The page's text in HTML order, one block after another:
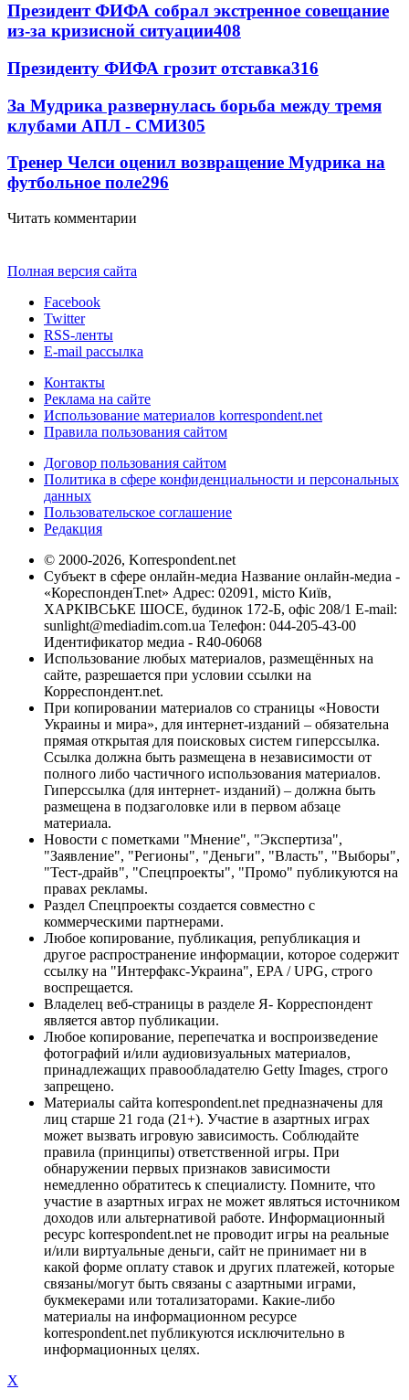
Президент ФИФА собрал экстренное совещание
из-за кризисной ситуации408
Президенту ФИФА грозит отставка316
За Мудрика развернулась борьба между тремя
клубами АПЛ - СМИ305
Тренер Челси оценил возвращение Мудрика на
футбольное поле296
Читать комментарии
Полная версия сайта
Facebook
Twitter
RSS-ленты
E-mail рассылка
Контакты
Реклама на сайте
Использование материалов korrespondent.net
Правила пользования сайтом
Договор пользования сайтом
Политика в сфере конфиденциальности и персональных
данных
Пользовательское соглашение
Редакция
© 2000-2026, Korrespondent.net
Субъект в сфере онлайн-медиа Название онлайн-медиа -
«КореспонденТ.net» Адрес: 02091, місто Київ,
ХАРКІВСЬКЕ ШОСЕ, будинок 172-Б, офіс 208/1 E-mail:
sunlight@mediadim.com.ua Телефон: 044-205-43-00
Идентификатор медиа - R40-06068
Использование любых материалов, размещённых на
сайте, разрешается при условии ссылки на
Корреспондент.net.
При копировании материалов со страницы «Новости
Украины и мира», для интернет-изданий – обязательна
прямая открытая для поисковых систем гиперссылка.
Ссылка должна быть размещена в независимости от
полного либо частичного использования материалов.
Гиперссылка (для интернет- изданий) – должна быть
размещена в подзаголовке или в первом абзаце
материала.
Новости с пометками "Мнение", "Экспертиза",
"Заявление", "Регионы", "Деньги", "Власть", "Выборы",
"Тест-драйв", "Спецпроекты", "Промо" публикуются на
правах рекламы.
Раздел Спецпроекты создается совместно с
коммерческими партнерами.
Любое копирование, публикация, републикация и
другое распространение информации, которое содержит
ссылку на "Интерфакс-Украина", EPA / UPG, строго
воспрещается.
Владелец веб-страницы в разделе Я- Корреспондент
является автор публикации.
Любое копирование, перепечатка и воспроизведение
фотографий и/или аудиовизуальных материалов,
принадлежащих правообладателю Getty Images, строго
запрещено.
Материалы сайта korrespondent.net предназначены для
лиц старше 21 года (21+). Участие в азартных играх
может вызвать игровую зависимость. Соблюдайте
правила (принципы) ответственной игры. При
обнаружении первых признаков зависимости
немедленно обратитесь к специалисту. Помните, что
участие в азартных играх не может являться источником
доходов или альтернативой работе. Информационный
ресурс korrespondent.net не проводит игры на реальные
и/или виртуальные деньги, сайт не принимает ни в
какой форме оплату ставок и других платежей, которые
связаны/могут быть связаны с азартными играми,
букмекерами или тотализаторами. Какие-либо
материалы на информационном ресурсе
korrespondent.net публикуются исключительно в
информационных целях.
X